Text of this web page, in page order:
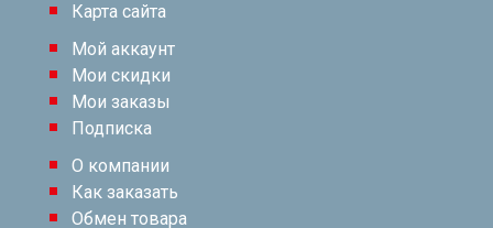
Карта сайта
Мой аккаунт
Мои скидки
Мои заказы
Подписка
О компании
Как заказать
Обмен товара